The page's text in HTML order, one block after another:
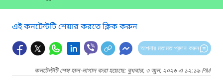
এই কনটেন্টটি শেয়ার করতে ক্লিক করুন
আপনার মতামত প্রদান করুন
কনটেন্টটি শেষ হাল-নাগাদ করা হয়েছে: বুধবার, ৩ জুন, ২০২৬ এ ১২:১৯ PM